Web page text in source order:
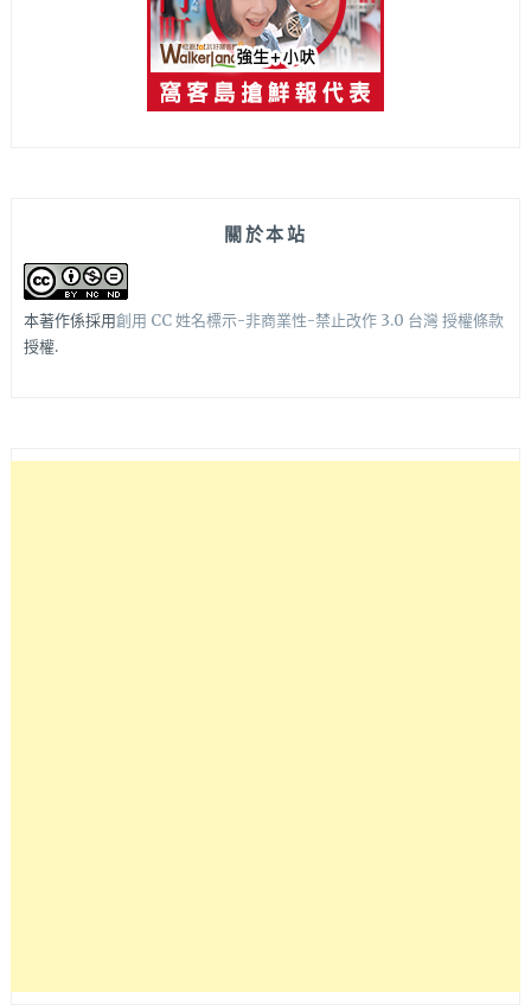
關於本站
本著作係採用創用 CC 姓名標示-非商業性-禁止改作 3.0 台灣 授權條款
授權.